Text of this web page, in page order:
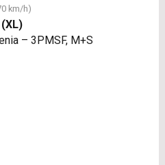
km/h)
(XL)
– 3PMSF, M+S